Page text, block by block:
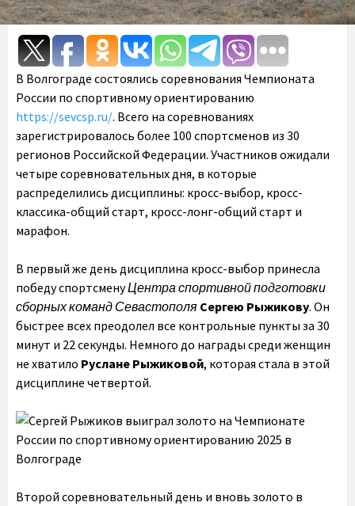
В Волгограде состоялись соревнования Чемпионата
России по спортивному ориентированию
https://sevcsp.ru/. Всего на соревнованиях
зарегистрировалось более 100 спортсменов из 30
регионов Российской Федерации. Участников ожидали
четыре соревновательных дня, в которые
распределились дисциплины: кросс-выбор, кросс-
классика-общий старт, кросс-лонг-общий старт и
марафон.
В первый же день дисциплина кросс-выбор принесла
победу спортсменуЦентра спортивной подготовки
сборных команд Севастополя Сергею Рыжикову. Он
быстрее всех преодолел все контрольные пункты за 30
минут и 22 секунды. Немного до награды среди женщин
не хватило Руслане Рыжиковой, которая стала в этой
дисциплине четвертой.
Второй соревновательный день и вновь золото в